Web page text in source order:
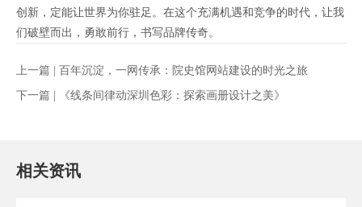
创新，定能让世界为你驻足。在这个充满机遇和竞争的时代，让我
们破壁而出，勇敢前行，书写品牌传奇。
上一篇 | 百年沉淀，一网传承：院史馆网站建设的时光之旅
下一篇 | 《线条间律动深圳色彩：探索画册设计之美》
相关资讯